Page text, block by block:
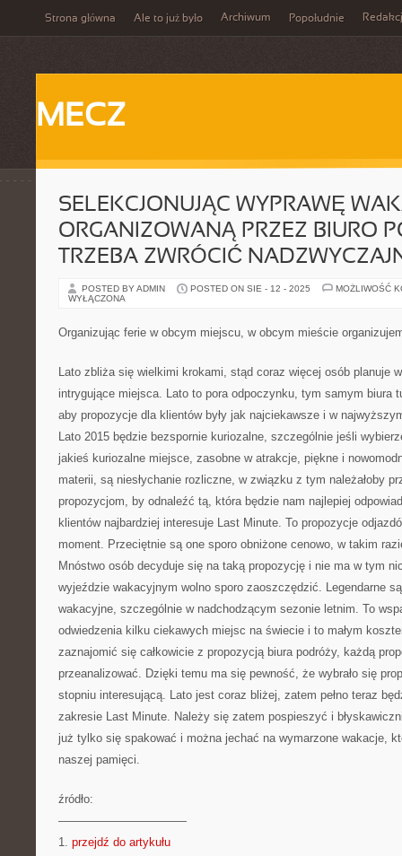
Strona główna Ale to już było Archiwum Popołudnie
MECZ
SELEKCJONUJĄC WYPRAWĘ
ORGANIZOWANĄ PRZEZ BIURO
TRZEBA ZWRÓCIĆ
POSTED BY ADMIN POSTED ON SIE - 12 - 2025
MOŻLIWOŚĆ
WYŁĄCZONA
Organizując ferie w obcym miejscu, w obcym mieście
Lato zbliża się wielkimi krokami, stąd coraz więcej osób planuje
intrygujące miejsca. Lato to pora odpoczynku, tym samym biura
aby propozycje dla klientów były jak najciekawsze i w
Lato 2015 będzie bezspornie kuriozalne, szczególnie jeśli
jakieś kuriozalne miejsce, zasobne w atrakcje, piękne i
materii, są niesłychanie rozliczne, w związku z tym należałoby
propozycjom, by odnaleźć tą, która będzie nam najlepiej
klientów najbardziej interesuje Last Minute. To propozycje
moment. Przeciętnie są one sporo obniżone cenowo, w takim
Mnóstwo osób decyduje się na taką propozycję i nie ma w tym
wyjeździe wakacyjnym wolno sporo zaoszczędzić. Legendarne
wakacyjne, szczególnie w nadchodzącym sezonie letnim. To
odwiedzenia kilku ciekawych miejsc na świecie i to małym
zaznajomić się całkowicie z propozycją biura podróży, każdą
przeanalizować. Dzięki temu ma się pewność, że wybrało się
stopniu interesującą. Lato jest coraz bliżej, zatem pełno teraz
zakresie Last Minute. Należy się zatem pospieszyć i
już tylko się spakować i można jechać na wymarzone wakacje,
naszej pamięci.
źródło:
———————————
1. przejdź do artykułu